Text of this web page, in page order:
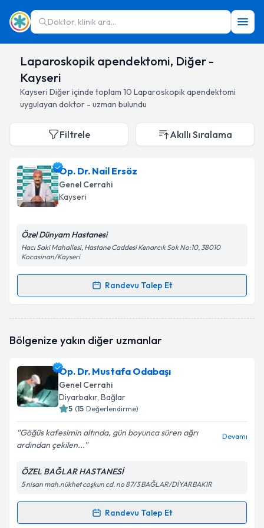
Doktor, klinik ara...
Laparoskopik apendektomi, Diğer -
Kayseri
Kayseri Diğeriçinde toplam 10 Laparoskopik apendektomi
uygulayan doktor - uzman bulundu
Filtrele Akıllı Sıralama
Op. Dr. Nail Ersöz
Genel Cerrahi
Kayseri
Özel Dünyam Hastanesi
Hacı Saki Mahallesi, Hastane Caddesi Kenarcık Sok No:10, 38010
Kocasinan/Kayseri
Randevu Talep Et
Randevu Takvimi Talebi
oluşturun. Size bu uzmandan randevu almanız için bir
E-posta Adresiniz
Kişisel verilerimin işlenmesine ilişkinAydınlatma
Metni'ni okudum ve kişisel verilerimin belirtilen
Bölgenize yakın diğer uzmanlar
Op. Dr. Mustafa Odabaşı
Genel Cerrahi
Diyarbakır, Bağlar
5 (15 Değerlendirme)
Göğüs kafesimin altında, gün boyunca süren ağrı
ardından çekilen...
Devamı
ÖZEL BAĞLAR HASTANESİ
5 nisan mah.nükhet coşkun cd. no 87/3 BAĞLAR/DİYARBAKIR
Randevu Talep Et
Randevu Takvimi Talebi